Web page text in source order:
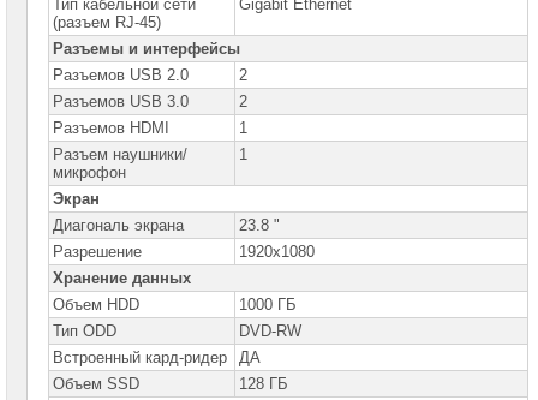
Моноблоки
Lenovo
Моноблоки
Lenovo
V
Моноблоки
Lenovo
ThinkCentre
Моноблоки
Lenovo
IdeaCentre
►
Моноблоки
Lenovo
Yoga
Моноблоки
MSI
Тип кабельной сети
(разъем RJ-45)
Gigabit Ethernet
Разъемы и интерфейсы
Разъемов USB 2.0
2
Разъемов USB 3.0
2
Разъемов HDMI
1
Разъем наушники/
микрофон
1
Экран
Диагональ экрана
23.8 "
Разрешение
1920x1080
Хранение данных
Объем HDD
1000 ГБ
Тип ODD
DVD-RW
Встроенный кард-ридер
ДА
Объем SSD
128 ГБ